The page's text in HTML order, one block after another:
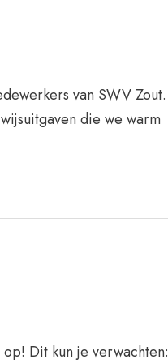
van SWV Zout.
die we warm
Dit kun je verwachten: